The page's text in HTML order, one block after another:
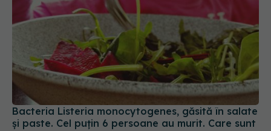
Bacteria Listeria monocytogenes, găsită în salate
și paste. Cel puțin 6 persoane au murit. Care sunt